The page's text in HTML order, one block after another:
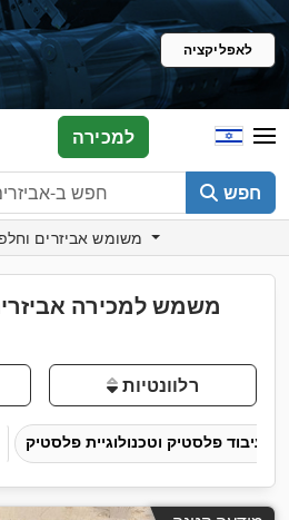
לאפליקציה
חפש
למכירה
משמש למכירה
רלוונטיות